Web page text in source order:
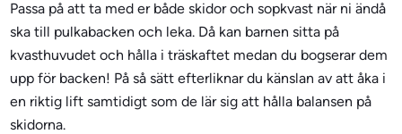
Passa på att ta med er både skidor och sopkvast när ni ändå
ska till pulkabacken och leka. Då kan barnen sitta på
kvasthuvudet och hålla i träskaftet medan du bogserar dem
upp för backen! På så sätt efterliknar du känslan av att åka i
en riktig lift samtidigt som de lär sig att hålla balansen på
skidorna.